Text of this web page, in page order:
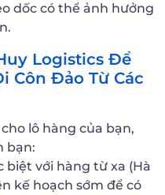
dốc có thể ảnh hưởng
Logistics Để
Côn Đảo Từ Các
lô hàng của bạn,
bạn:
biệt với hàng từ xa (Hà
kế hoạch sớm để có